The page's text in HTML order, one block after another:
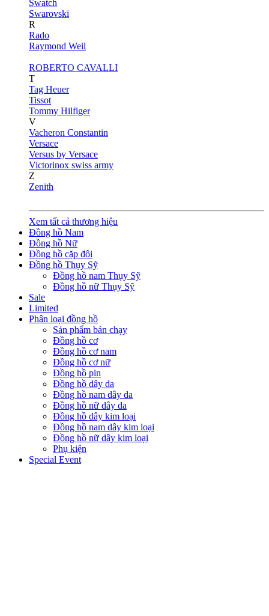
Swatch
Swarovski
R
Rado
Raymond Weil
ROBERTO CAVALLI
T
Tag Heuer
Tissot
Tommy Hilfiger
V
Vacheron Constantin
Versace
Versus by Versace
Victorinox swiss army
Z
Zenith
Xem tất cả thương hiệu
Đồng hồ Nam
Đồng hồ Nữ
Đồng hồ cặp đôi
Đồng hồ Thụy Sỹ
Đồng hồ nam Thụy Sỹ
Đồng hồ nữ Thụy Sỹ
Sale
Limited
Phân loại đồng hồ
Sản phẩm bán chạy
Đồng hồ cơ
Đồng hồ cơ nam
Đồng hồ cơ nữ
Đồng hồ pin
Đồng hồ dây da
Đồng hồ nam dây da
Đồng hồ nữ dây da
Đồng hồ dây kim loại
Đồng hồ nam dây kim loại
Đồng hồ nữ dây kim loại
Phụ kiện
Special Event